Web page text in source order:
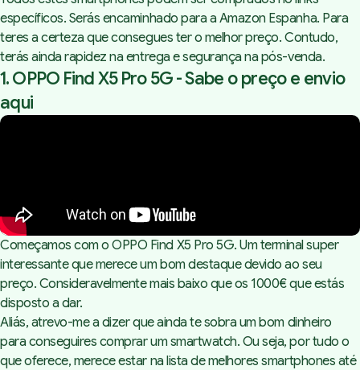
específicos. Serás encaminhado para aAmazon Espanha. Para
teres a certeza que consegues ter o melhor preço. Contudo,
terás ainda rapidez na entrega e segurança na pós-venda.
1. OPPO Find X5 Pro 5G -Sabe o preço e envio
aqui
Começamos com o OPPO Find X5 Pro 5G. Um terminal super
interessante que merece um bom destaque devido ao seu
preço. Consideravelmente mais baixo que os 1000€ que estás
disposto a dar.
Aliás, atrevo-me a dizer que ainda te sobra um bom dinheiro
para conseguires comprar um smartwatch. Ou seja, por tudo o
que oferece, merece estar na lista de melhores smartphones até